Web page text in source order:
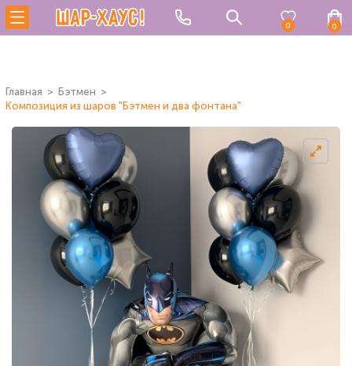
0 0
Главная
Бэтмен
Композиция из шаров "Бэтмен и два фонтана"